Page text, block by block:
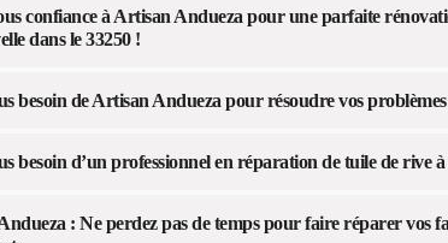
confiance à Artisan Andueza pour une parfaite
dans le 33250 !
besoin de Artisan Andueza pour résoudre vos
besoin d’un professionnel en réparation de tuile de rive
: Ne perdez pas de temps pour faire réparer vos